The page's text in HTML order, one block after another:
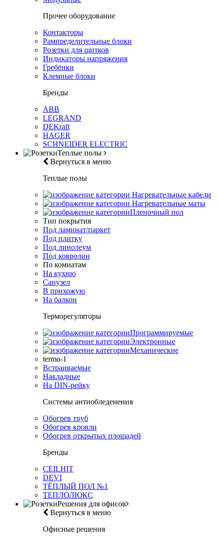
Прочее оборудование
Контакторы
Рампределительные блоки
Розетки для щитков
Индикаторы напряжения
Гребёнки
Клемные блоки
Бренды
ABB
LEGRAND
DEKraft
HAGER
SCHNEIDER ELECTRIC
Теплые полы
Вернуться в меню
Теплые полы
Нагревательные кабели
Нагревательные маты
Пленочный пол
Тип покрытия
Под ламинат/паркет
Под плитку
Под линолеум
Под ковролин
По комнатам
На кухню
Санузел
В прихожую
На балкон
Терморегуляторы
Программируемые
Электронные
Механические
termo-1
Встраиваемые
Накладные
На DIN-рейку
Системы антиобледенения
Обогрев труб
Обогрев кровли
Обогрев открытых площадей
Бренды
CEILHIT
DEVI
ТЁПЛЫЙ ПОЛ №1
ТЕПЛОЛЮКС
Решения для офисов
Вернуться в меню
Офисные решения